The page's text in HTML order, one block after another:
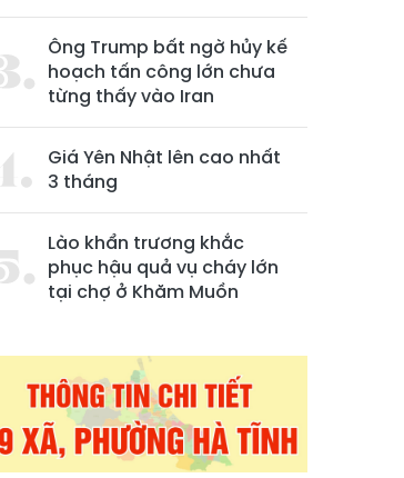
Ông Trump bất ngờ hủy kế
hoạch tấn công lớn chưa
từng thấy vào Iran
Giá Yên Nhật lên cao nhất
3 tháng
Lào khẩn trương khắc
phục hậu quả vụ cháy lớn
tại chợ ở Khăm Muồn